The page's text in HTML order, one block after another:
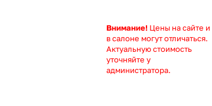
Внимание! Цены на сайте и
в салоне могут отличаться.
Актуальную стоимость
уточняйте у
администратора.